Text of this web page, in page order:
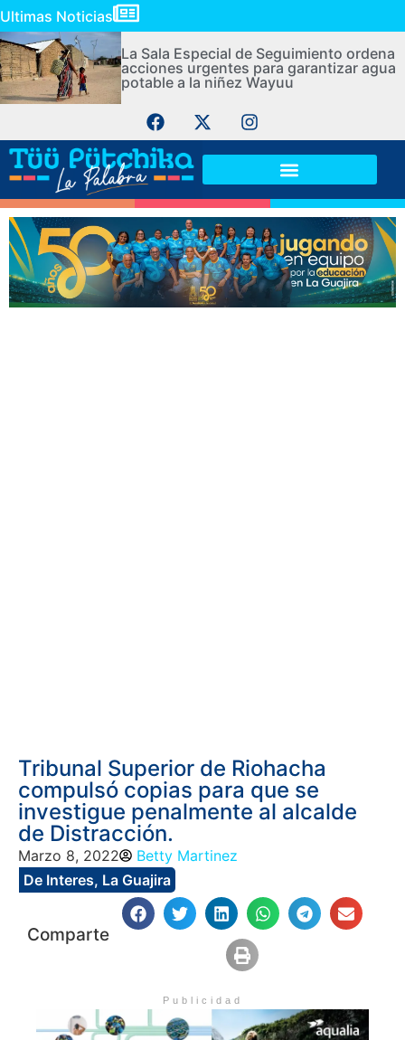
Ultimas Noticias
La Sala Especial de Seguimiento ordena
acciones urgentes para garantizar agua
potable a la niñez Wayuu
Tribunal Superior de Riohacha
compulsó copias para que se
investigue penalmente al alcalde
de Distracción.
Marzo 8, 2022
Betty Martinez
De Interes, La Guajira
Comparte
Publicidad